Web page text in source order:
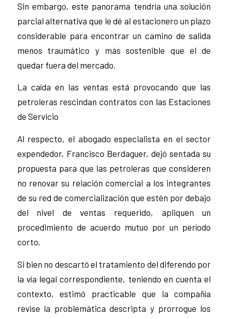
Sin embargo, este panorama tendría una solución
parcial alternativa que le dé al estacionero un plazo
considerable para encontrar un camino de salida
menos traumático y más sostenible que el de
quedar fuera del mercado.
La caída en las ventas está provocando que las
petroleras rescindan contratos con las Estaciones
de Servicio
Al respecto, el abogado especialista en el sector
expendedor, Francisco Berdaguer, dejó sentada su
propuesta para que las petroleras que consideren
no renovar su relación comercial a los integrantes
de su red de comercialización que estén por debajo
del nivel de ventas requerido, apliquen un
procedimiento de acuerdo mutuo por un período
corto.
Si bien no descartó el tratamiento del diferendo por
la vía legal correspondiente, teniendo en cuenta el
contexto, estimó practicable que la compañía
revise la problemática descripta y prorrogue los